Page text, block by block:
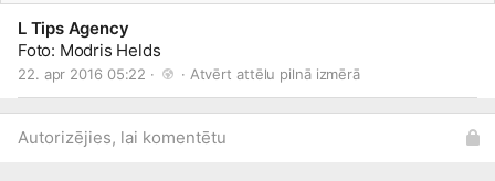
L Tips Agency
Foto: Modris Helds
22. apr 2016 05:22 · · Atvērt attēlu pilnā izmērā
Autorizējies, lai komentētu